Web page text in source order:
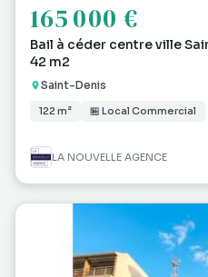
165 000 €
Bail à céder centre ville
42 m2
Saint-Denis
122 m² 🏪 Local Commercial
LA NOUVELLE AGENCE